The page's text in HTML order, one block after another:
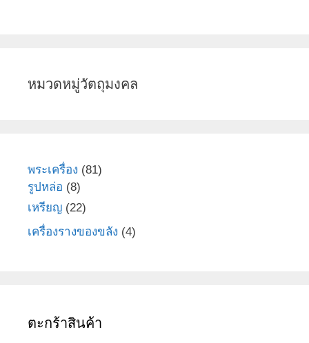
หมวดหมู่วัตถุมงคล
พระเครื่อง 8181
รูปหล่อ 88
สินค้า
เหรียญ 2222
สินค้า
เครื่องรางของขลัง 44
ตะกร้าสินค้า